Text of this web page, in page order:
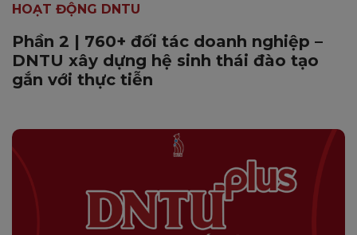
HOẠT ĐỘNG DNTU
Phần 2 | 760+ đối tác doanh nghiệp –
DNTU xây dựng hệ sinh thái đào tạo
gắn với thực tiễn